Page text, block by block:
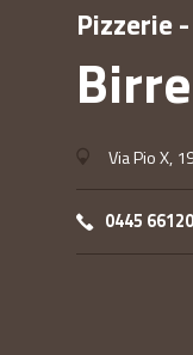
Pizzerie
Via Pio X,
0445